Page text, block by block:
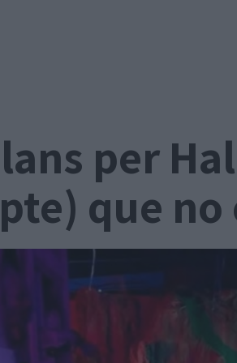
per
que